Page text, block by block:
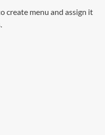
create menu and assign it